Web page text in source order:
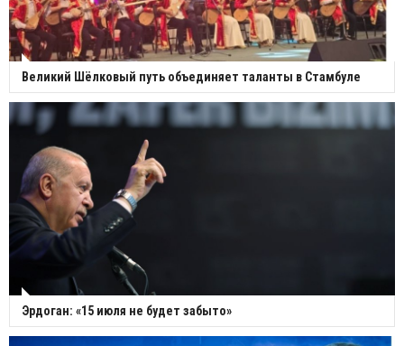
Великий Шёлковый путь объединяет таланты в Стамбуле
Эрдоган: «15 июля не будет забыто»